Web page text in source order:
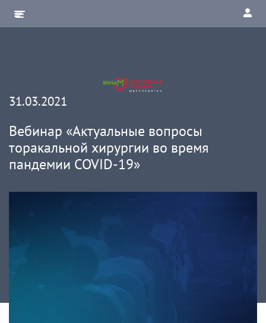
31.03.2021
Вебинар «Актуальные вопросы
торакальной хирургии во время
пандемии COVID-19»